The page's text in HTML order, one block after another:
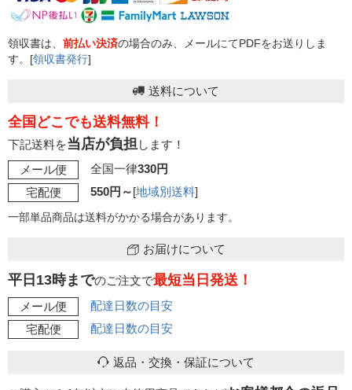
領収書は、 前払い決済の場合のみ、メールにてPDFをお送りしま
す。[領収書発行]
送料について
全国どこでも送料無料！
下記送料を当店が負担 します！
メール便
全国一律330円
宅配便
550円～[地域別送料]
一部単品商品は送料がかかる場合があります。
お届けについて
平日13時までのご注文で最短当日発送！
メール便
配達日数の目安
宅配便
配達日数の目安
返品・交換・保証について